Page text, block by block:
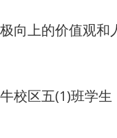
上的价值观和
区五(1)班学生